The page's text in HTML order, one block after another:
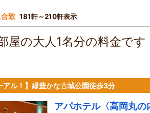
致 181軒～210軒表示
屋の大人1名分の料金で
アル！】緑豊かな古城公園徒歩3分
アパホテル〈高岡丸